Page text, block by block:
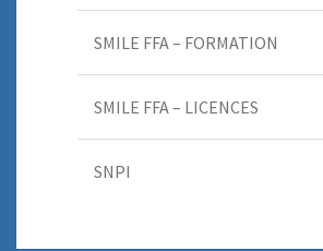
SMILE FFA – FORMATION
SMILE FFA – LICENCES
SNPI